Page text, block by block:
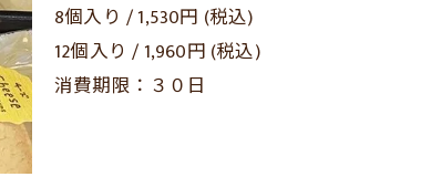
8個入り / 1,530円 (税込)
12個入り / 1,960円 (税込)
消費期限：３０日